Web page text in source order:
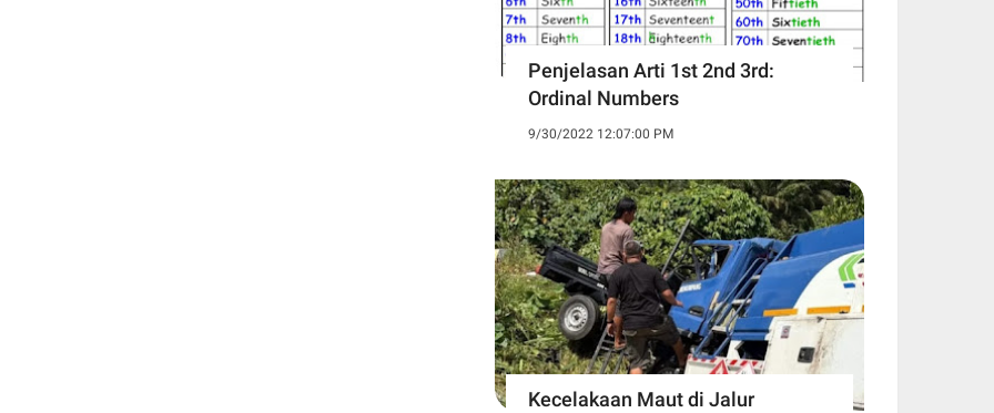
Penjelasan Arti 1st 2nd 3rd:
Ordinal Numbers
9/30/2022 12:07:00 PM
Kecelakaan Maut di Jalur